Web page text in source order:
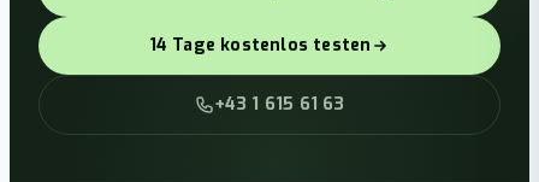
14 Tage kostenlos testen
+43 1 615 61 63